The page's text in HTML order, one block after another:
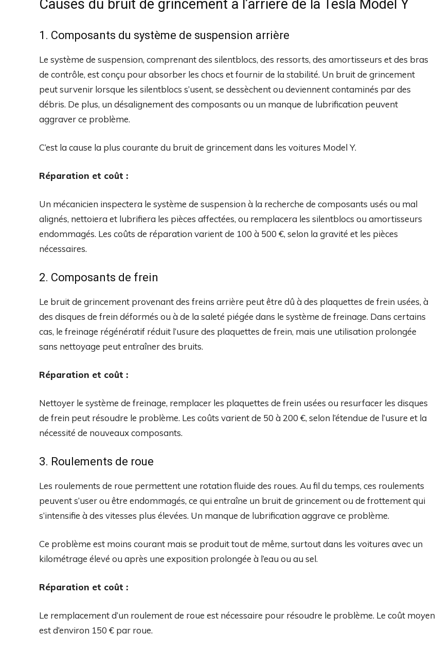
Causes du bruit de grincement à l’arrière de la Tesla Model Y
1. Composants du système de suspension arrière
Le système de suspension, comprenant des silentblocs, des ressorts, des amortisseurs et des bras
de contrôle, est conçu pour absorber les chocs et fournir de la stabilité. Un bruit de grincement
peut survenir lorsque les silentblocs s’usent, se dessèchent ou deviennent contaminés par des
débris. De plus, un désalignement des composants ou un manque de lubrification peuvent
aggraver ce problème.
C’est la cause la plus courante du bruit de grincement dans les voitures Model Y.
Réparation et coût :
Un mécanicien inspectera le système de suspension à la recherche de composants usés ou mal
alignés, nettoiera et lubrifiera les pièces affectées, ou remplacera les silentblocs ou amortisseurs
endommagés. Les coûts de réparation varient de 100 à 500 €, selon la gravité et les pièces
nécessaires.
2. Composants de frein
Le bruit de grincement provenant des freins arrière peut être dû à des plaquettes de frein usées, à
des disques de frein déformés ou à de la saleté piégée dans le système de freinage. Dans certains
cas, le freinage régénératif réduit l’usure des plaquettes de frein, mais une utilisation prolongée
sans nettoyage peut entraîner des bruits.
Réparation et coût :
Nettoyer le système de freinage, remplacer les plaquettes de frein usées ou resurfacer les disques
de frein peut résoudre le problème. Les coûts varient de 50 à 200 €, selon l’étendue de l’usure et la
nécessité de nouveaux composants.
3. Roulements de roue
Les roulements de roue permettent une rotation fluide des roues. Au fil du temps, ces roulements
peuvent s’user ou être endommagés, ce qui entraîne un bruit de grincement ou de frottement qui
s’intensifie à des vitesses plus élevées. Un manque de lubrification aggrave ce problème.
Ce problème est moins courant mais se produit tout de même, surtout dans les voitures avec un
kilométrage élevé ou après une exposition prolongée à l’eau ou au sel.
Réparation et coût :
Le remplacement d’un roulement de roue est nécessaire pour résoudre le problème. Le coût moyen
est d’environ 150 € par roue.